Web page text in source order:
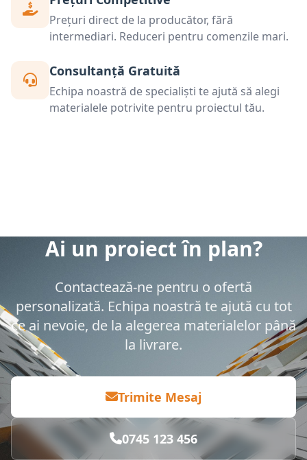
Prețuri direct de la producător, fără
intermediari. Reduceri pentru comenzile mari.
Consultanță Gratuită
Echipa noastră de specialiști te ajută să alegi
materialele potrivite pentru proiectul tău.
Ai un proiect în plan?
Contactează-ne pentru o ofertă
personalizată. Echipa noastră te ajută cu tot
ce ai nevoie, de la alegerea materialelor până
la livrare.
Trimite Mesaj
0745 123 456